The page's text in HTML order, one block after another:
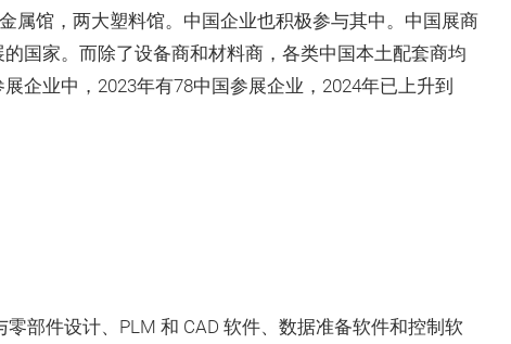
属馆，两大塑料馆。中国企业也积极参与其中。中国展商
国家。而除了设备商和材料商，各类中国本土配套商均
企业中，2023年有78中国参展企业，2024年已上升到
部件设计、PLM 和 CAD 软件、数据准备软件和控制软